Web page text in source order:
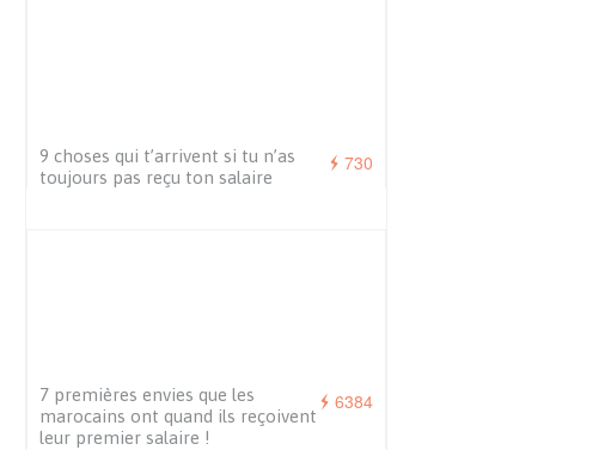
730
9 choses qui t’arrivent si tu n’as
toujours pas reçu ton salaire
6384
7 premières envies que les
marocains ont quand ils reçoivent
leur premier salaire !